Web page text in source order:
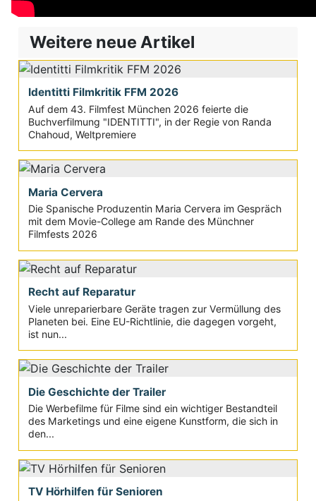
Weitere neue Artikel
Identitti Filmkritik FFM 2026
Auf dem 43. Filmfest München 2026 feierte die
Buchverfilmung "IDENTITTI", in der Regie von Randa
Chahoud, Weltpremiere
Maria Cervera
Die Spanische Produzentin Maria Cervera im Gespräch
mit dem Movie-College am Rande des Münchner
Filmfests 2026
Recht auf Reparatur
Viele unreparierbare Geräte tragen zur Vermüllung des
Planeten bei. Eine EU-Richtlinie, die dagegen vorgeht,
ist nun...
Die Geschichte der Trailer
Die Werbefilme für Filme sind ein wichtiger Bestandteil
des Marketings und eine eigene Kunstform, die sich in
den...
TV Hörhilfen für Senioren